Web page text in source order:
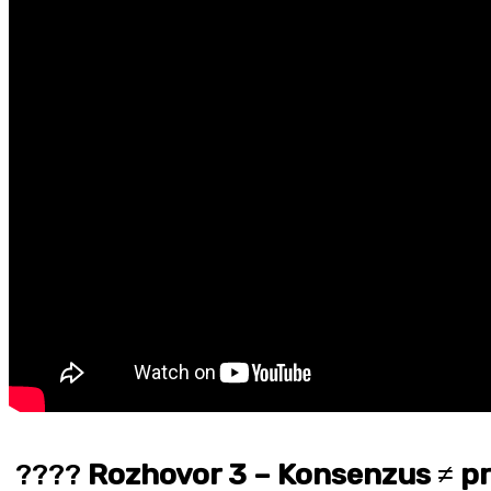
???? Rozhovor 3 – Konsenzus ≠